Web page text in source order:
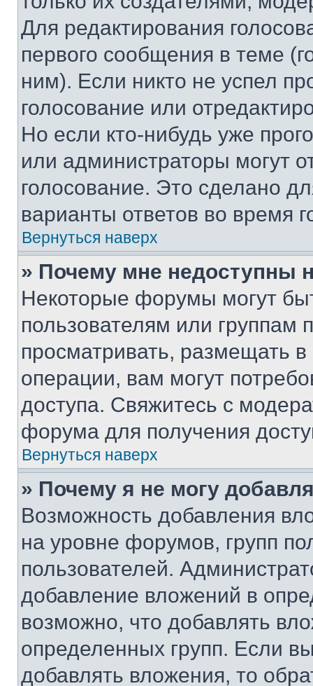
Для редактирования
первого сообщения в теме
ним). Если никто не успел
голосование или
Но если кто-нибудь уже
или администраторы могут
голосование. Это сделано
варианты ответов во время
Вернуться наверх
» Почему мне недоступны
Некоторые форумы могут
пользователям или группам
просматривать, размещать
операции, вам могут
доступа. Свяжитесь с
форума для получения
Вернуться наверх
» Почему я не могу
Возможность добавления
на уровне форумов, групп
пользователей.
добавление вложений в
возможно, что добавлять
определенных групп. Если
добавлять вложения, то